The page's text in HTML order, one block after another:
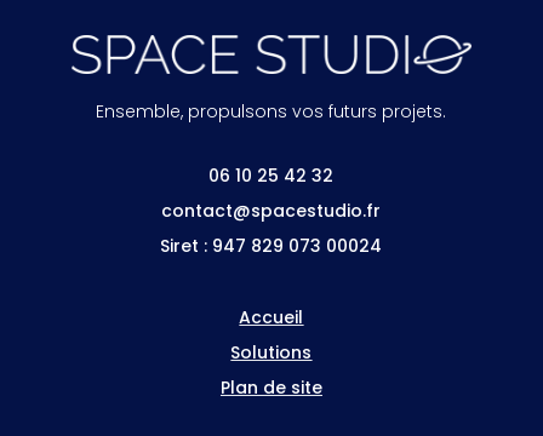
Ensemble, propulsons vos futurs projets.
06 10 25 42 32
contact@spacestudio.fr
Siret : 947 829 073 00024
Accueil
Solutions
Plan de site